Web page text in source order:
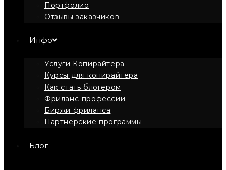
Портфолио
Отзывы заказчиков
Инфо
Услуги Копирайтера
Курсы для копирайтера
Как стать блогером
Фриланс-профессии
Биржи фриланса
Партнерские программы
Блог